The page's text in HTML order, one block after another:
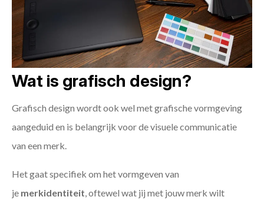
Wat is grafisch design?
Grafisch design wordt ook wel met grafische vormgeving
aangeduid en is belangrijk voor de visuele communicatie
van een merk.
Het gaat specifiek om het vormgeven van
je merkidentiteit , oftewel wat jij met jouw merk wilt